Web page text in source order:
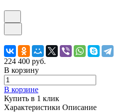
224 400 руб.
В корзину
В корзине
Купить в 1 клик
Характеристики Описание